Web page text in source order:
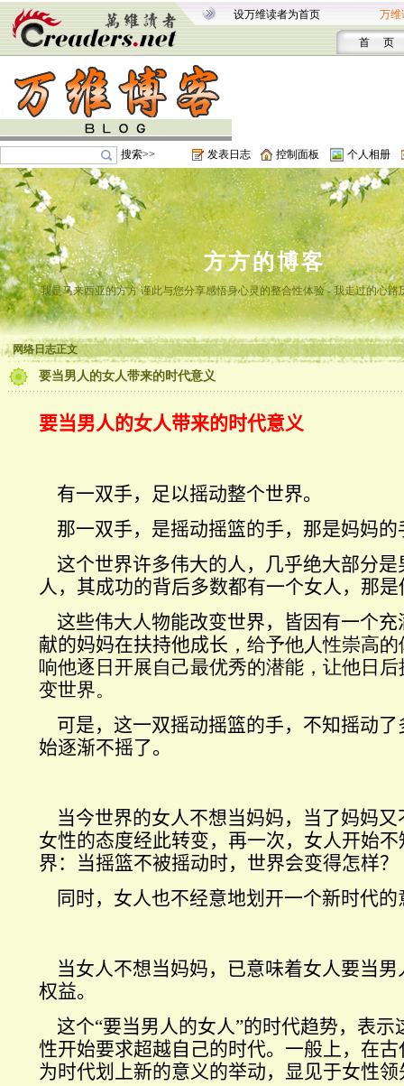
设万维读者为首页 万维
首 页
搜索>> 发表日志 控制面板 个人相册
方方的博客
我是马来西亚的方方 谨此与您分享感悟身心灵的整合性体验 - 我走过的心路
网络日志正文
要当男人的女人带来的时代意义
要当男人的女人带来的时代意义
有一双手，足以摇动整个世界。
那一双手，是摇动摇篮的手，那是妈妈的
这个世界许多伟大的人，几乎绝大部分
人，其成功的背后多数都有一个女人，那
这些伟大人物能改变世界，皆因有一个
献的妈妈在扶持他成长 ，给予他人性崇高
响他逐日开展自己最优秀的潜能，让他日
变世界。
可是，这一双摇动摇篮的手，不知摇动
始逐渐不摇了。
当今世界的女人不想当妈妈，当了妈妈
女性的态度经此转变，再一次，女人开始
界：当摇篮不被摇动时，世界会变得怎样？
同时，女人也不经意地划开一个新时代的
当女人不想当妈妈，已意味着女人要当
权益。
这个“要当男人的女人”的时代趋势，表
性开始要求超越自己的时代。一般上，在
为时代划上新的意义的举动，显见于女性